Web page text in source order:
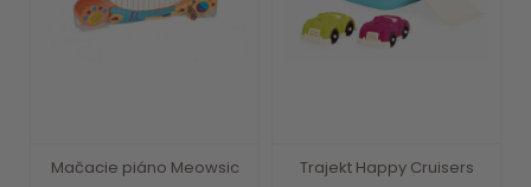
Mačacie piáno Meowsic Trajekt Happy Cruisers